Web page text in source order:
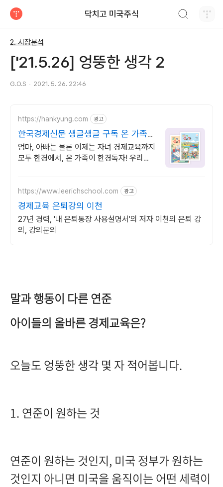
닥치고 미국주식
2. 시장분석
['21.5.26] 엉뚱한 생각 2
G.O.S 2021. 5. 26. 22:46
https://hankyung.com 광고
한국경제신문 생글생글 구독 온 가족이
한경독자
엄마, 아빠는 물론 이제는 자녀 경제교육까지
모두 한경에서, 온 가족이 한경독자! 우리아
https://www.leerichschool.com 광고
경제교육 은퇴강의 이천
27년 경력, '내 은퇴통장 사용설명서'의 저자 이천의 은퇴 강
의, 강의문의
말과 행동이 다른 연준
아이들의 올바른 경제교육은?
오늘도 엉뚱한 생각 몇 자 적어봅니다.
1. 연준이 원하는 것
연준이 원하는 것인지, 미국 정부가 원하는
것인지 아니면 미국을 움직이는 어떤 세력이